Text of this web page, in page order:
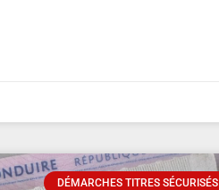
DÉMARCHES TITRES SÉCURISÉS